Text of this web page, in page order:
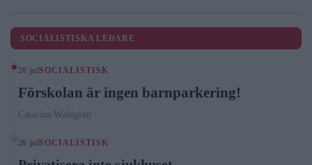
SOCIALISTISKA LEDARE
28 jul SOCIALISTISK
Förskolan är ingen barnparkering!
Catarina Wahlgren
26 jul SOCIALISTISK